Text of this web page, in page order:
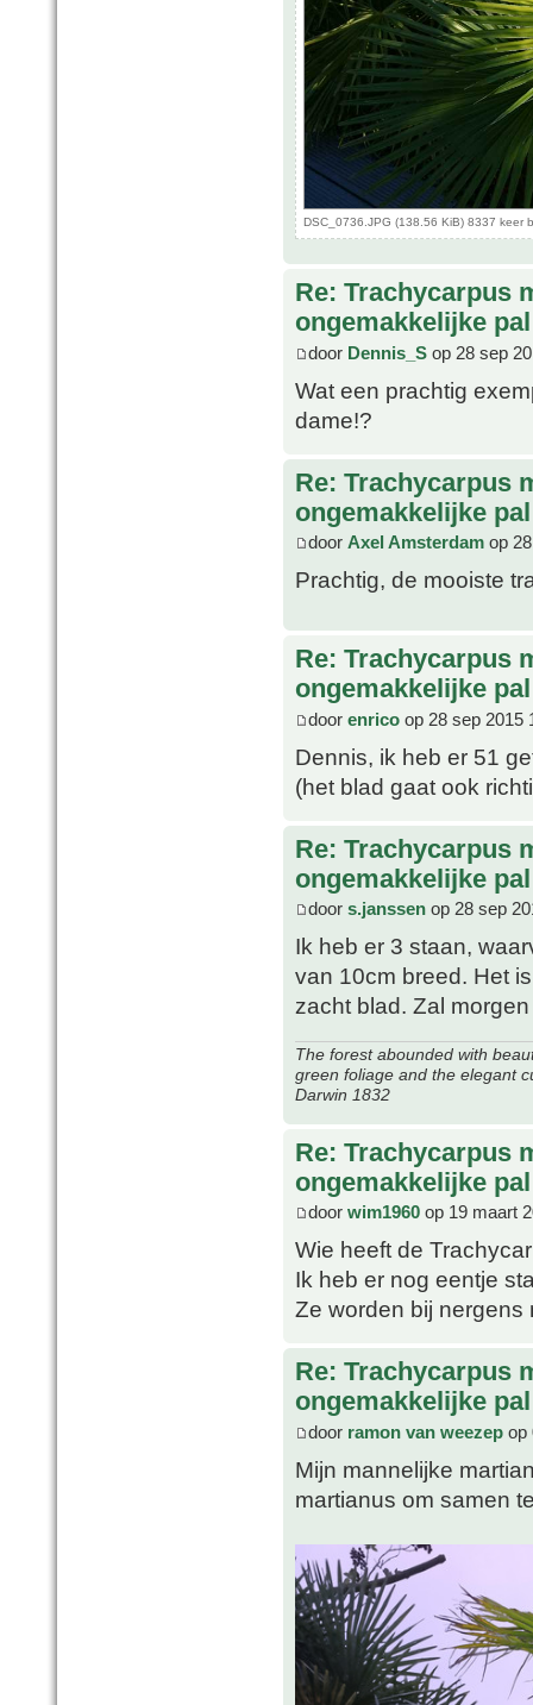
DSC_0736.JPG (138.56 KiB) 8337 keer
Re: Trachycarpus
ongemakkelijke pal
door Dennis_S op 28 sep
Wat een prachtig
dame!?
Re: Trachycarpus
ongemakkelijke pal
door Axel Amsterdam op
Prachtig, de mooiste
Re: Trachycarpus
ongemakkelijke pal
door enrico op 28 sep 2015
Dennis, ik heb er 51
(het blad gaat ook
Re: Trachycarpus
ongemakkelijke pal
door s.janssen op 28 sep
Ik heb er 3 staan,
van 10cm breed. Het
zacht blad. Zal
The forest abounded with
green foliage and the elegant
Darwin 1832
Re: Trachycarpus
ongemakkelijke pal
door wim1960 op 19 maart
Wie heeft de
Ik heb er nog eentje
Ze worden bij nergens
Re: Trachycarpus
ongemakkelijke pal
door ramon van weezep op
Mijn mannelijke
martianus om samen